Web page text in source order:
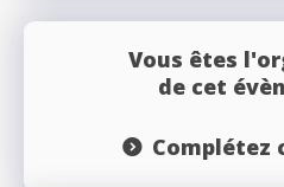
Vous êtes
de cet
Complétez